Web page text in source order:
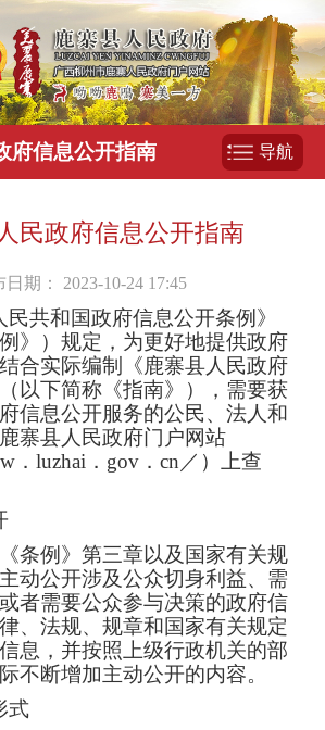
府信息公开指南 导航
民政府信息公开指南
日期： 2023-10-24 17:45
共和国政府信息公开条例》
》）规定，为更好地提供政府
合实际编制《鹿寨县人民政府
以下简称《指南》），需要获
信息公开服务的公民、法人和
寨县人民政府门户网站
．luzhai．gov．cn／）上查
开
条例》第三章以及国家有关规
动公开涉及公众切身利益、需
者需要公众参与决策的政府信
、法规、规章和国家有关规定
息，并按照上级行政机关的部
不断增加主动公开的内容。
式